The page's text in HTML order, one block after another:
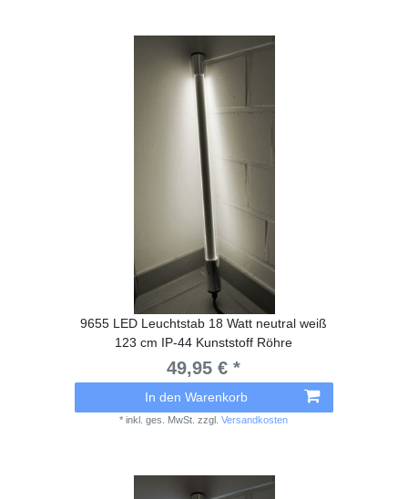
9655 LED Leuchtstab 18 Watt neutral weiß
123 cm IP-44 Kunststoff Röhre
49,95 € *
In den Warenkorb
*inkl. ges. MwSt. zzgl.Versandkosten